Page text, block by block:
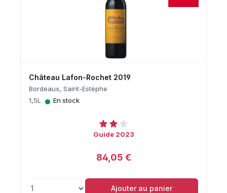
Château Lafon-Rochet 2019
Bordeaux, Saint-Estèphe
1,5L
• En stock
Guide 2023
84,05 €
Ajouter au panier